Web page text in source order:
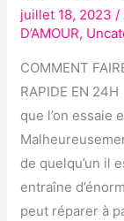
juillet 18, 2023/
D’AMOUR,
COMMENT
RAPIDE EN
que l’on essaie
de quelqu’un il
entraîne
peut réparer à
DE
RETOUR
D’AFFECTION
RAPIDE
EN
24H